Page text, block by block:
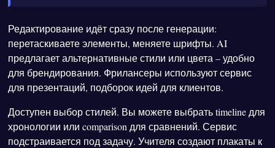
Редактирование идёт сразу после генерации:
перетаскиваете элементы, меняете шрифты. AI
предлагает альтернативные стили или цвета – удобно
для брендирования. Фрилансеры используют сервис
для презентаций, подборок идей для клиентов.
Доступен выбор стилей. Вы можете выбрать timeline для
хронологии или comparison для сравнений. Сервис
подстраивается под задачу. Учителя создают плакаты к